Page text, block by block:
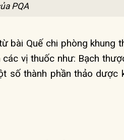
PQA
bài Quế chi phòng khung
vị thuốc như: Bạch
số thành phần thảo dược